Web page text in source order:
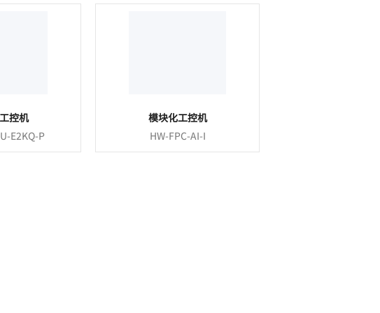
控机
E2KQ-P
模块化工控机
HW-FPC-AI-I